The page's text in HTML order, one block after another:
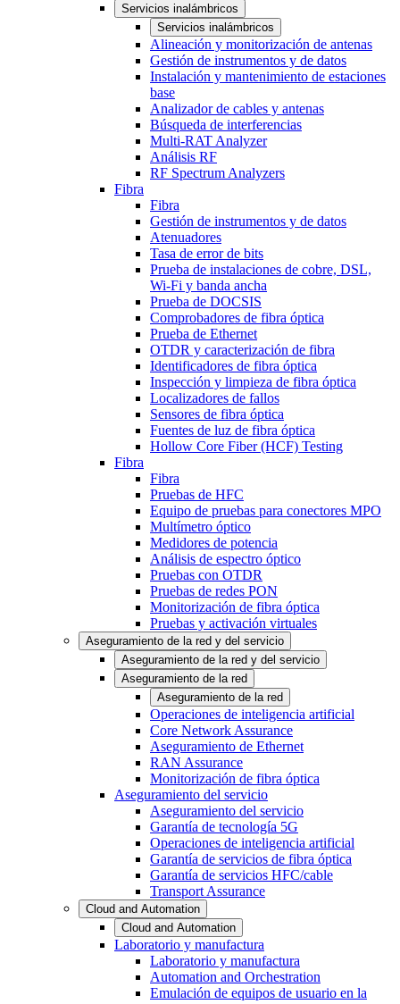
Servicios inalámbricos
Servicios inalámbricos
Alineación y monitorización de antenas
Gestión de instrumentos y de datos
Instalación y mantenimiento de estaciones
base
Analizador de cables y antenas
Búsqueda de interferencias
Multi-RAT Analyzer
Análisis RF
RF Spectrum Analyzers
Fibra
Fibra
Gestión de instrumentos y de datos
Atenuadores
Tasa de error de bits
Prueba de instalaciones de cobre, DSL,
Wi-Fi y banda ancha
Prueba de DOCSIS
Comprobadores de fibra óptica
Prueba de Ethernet
OTDR y caracterización de fibra
Identificadores de fibra óptica
Inspección y limpieza de fibra óptica
Localizadores de fallos
Sensores de fibra óptica
Fuentes de luz de fibra óptica
Hollow Core Fiber (HCF) Testing
Fibra
Fibra
Pruebas de HFC
Equipo de pruebas para conectores MPO
Multímetro óptico
Medidores de potencia
Análisis de espectro óptico
Pruebas con OTDR
Pruebas de redes PON
Monitorización de fibra óptica
Pruebas y activación virtuales
Aseguramiento de la red y del servicio
Aseguramiento de la red y del servicio
Aseguramiento de la red
Aseguramiento de la red
Operaciones de inteligencia artificial
Core Network Assurance
Aseguramiento de Ethernet
RAN Assurance
Monitorización de fibra óptica
Aseguramiento del servicio
Aseguramiento del servicio
Garantía de tecnología 5G
Operaciones de inteligencia artificial
Garantía de servicios de fibra óptica
Garantía de servicios HFC/cable
Transport Assurance
Cloud and Automation
Cloud and Automation
Laboratorio y manufactura
Laboratorio y manufactura
Automation and Orchestration
Emulación de equipos de usuario en la